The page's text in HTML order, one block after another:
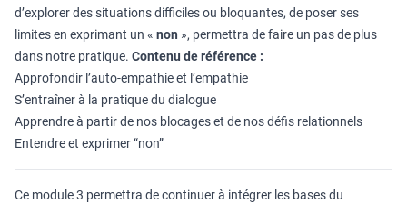
d’explorer des situations difficiles ou bloquantes, de poser ses
limites en exprimant un « non », permettra de faire un pas de plus
dans notre pratique. Contenu de référence :
Approfondir l’auto-empathie et l’empathie
S’entraîner à la pratique du dialogue
Apprendre à partir de nos blocages et de nos défis relationnels
Entendre et exprimer “non”
Ce module 3 permettra de continuer à intégrer les bases du